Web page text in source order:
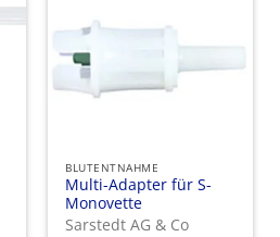
BLUTENTNAHME
Multi-Adapter für S-
Monovette
Sarstedt AG & Co